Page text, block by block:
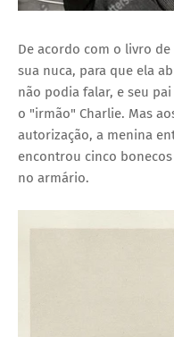
De acordo com o livro
sua nuca, para que ela
não podia falar, e seu
o "irmão" Charlie. Mas
autorização, a menina
encontrou cinco
no armário.